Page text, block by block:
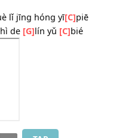
quán
yǎndǐ de yuè
yuè lǐ jīng hóng yī